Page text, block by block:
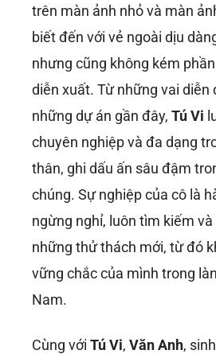
trên màn ảnh nhỏ và màn
biết đến với vẻ ngoài dịu
nhưng cũng không kém
diễn xuất. Từ những vai diễn
những dự án gần đây, Tú Vi
chuyên nghiệp và đa dạng
thân, ghi dấu ấn sâu đậm
chúng. Sự nghiệp của cô là
ngừng nghỉ, luôn tìm kiếm
những thử thách mới, từ đó
vững chắc của mình trong
Nam.
Cùng với Tú Vi, Văn Anh,